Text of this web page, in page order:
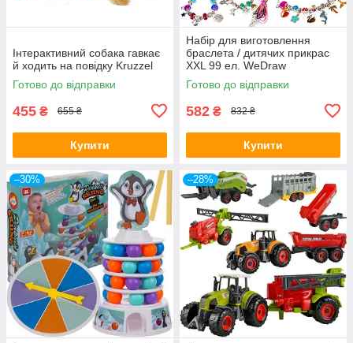
Інтерактивний собака гавкає
й ходить на повідку Kruzzel
Готово до відправки
455 ₴ 655 ₴
Купити
Набір для виготовлення
браслета / дитячих прикрас
XXL 99 ел. WeDraw
Готово до відправки
582 ₴ 832 ₴
Купити
–30% –28%